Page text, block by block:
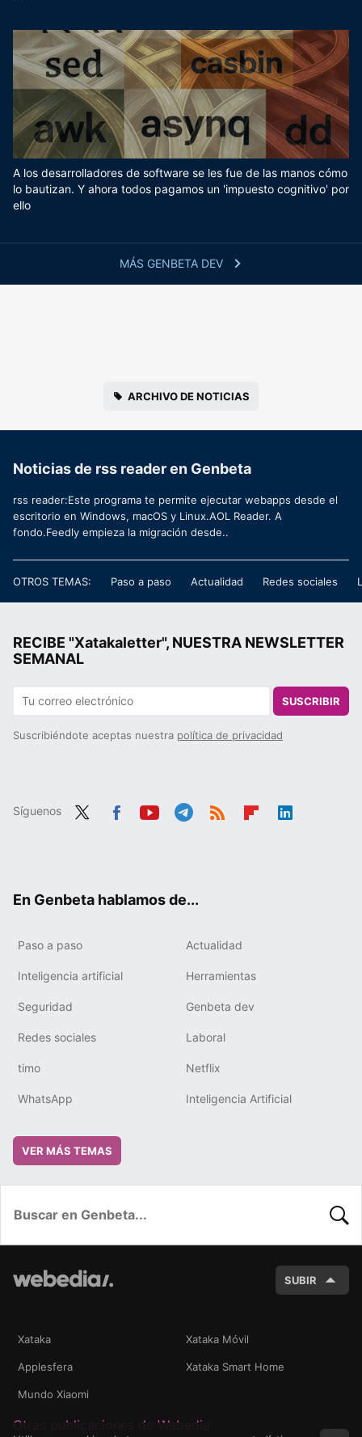
MÁS GENBETA DEV
A los desarrolladores de software se les fue de las manos cómo
lo bautizan. Y ahora todos pagamos un 'impuesto cognitivo' por
ello
ARCHIVO DE NOTICIAS
Noticias de rss reader en Genbeta
rss reader:Este programa te permite ejecutar webapps desde el
escritorio en Windows, macOS y Linux.AOL Reader. A
fondo.Feedly empieza la migración desde..
OTROS TEMAS: Paso a paso Actualidad Redes sociales
RECIBE "Xatakaletter", NUESTRA NEWSLETTER
SEMANAL
SUSCRIBIR
Suscribiéndote aceptas nuestra política de privacidad
Síguenos
En Genbeta hablamos de...
Paso a paso Actualidad
Inteligencia artificial Herramientas
Seguridad Genbeta dev
Redes sociales Laboral
timo Netflix
WhatsApp Inteligencia Artificial
VER MÁS TEMAS
SUBIR
Xataka Xataka Móvil
Applesfera Xataka Smart Home
Mundo Xiaomi
Otras publicaciones de Webedia